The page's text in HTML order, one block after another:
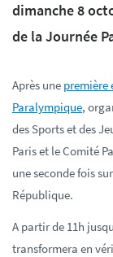
dimanche 8
de la Journée
Après une première
Paralympique,
des Sports et des
Paris et le Comité
une seconde fois
République.
A partir de 11h
transformera en